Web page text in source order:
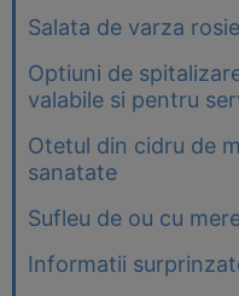
Salata de varza
Optiuni de
valabile si pentru
Otetul din cidru de
sanatate
Sufleu de ou cu
Informatii